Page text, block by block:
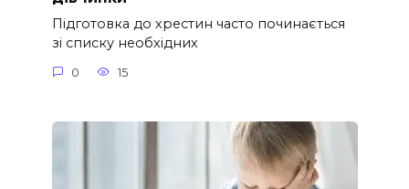
Підготовка до хрестин часто починається
зі списку необхідних
0 15